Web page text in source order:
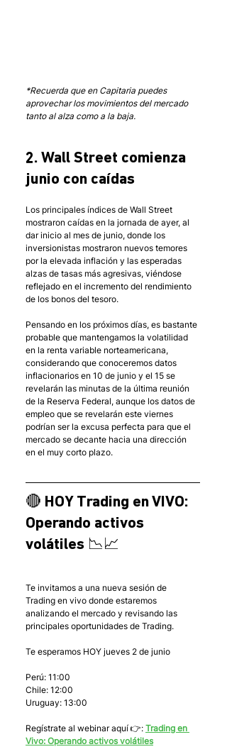
*Recuerda que en Capitaria puedes
aprovechar los movimientos del mercado
tanto al alza como a la baja.
2. Wall Street comienza
junio con caídas
Los principales índices de Wall Street
mostraron caídas en la jornada de ayer, al
dar inicio al mes de junio, donde los
inversionistas mostraron nuevos temores
por la elevada inflación y las esperadas
alzas de tasas más agresivas, viéndose
reflejado en el incremento del rendimiento
de los bonos del tesoro.
Pensando en los próximos días, es bastante
probable que mantengamos la volatilidad
en la renta variable norteamericana,
considerando que conoceremos datos
inflacionarios en 10 de junio y el 15 se
revelarán las minutas de la última reunión
de la Reserva Federal, aunque los datos de
empleo que se revelarán este viernes
podrían ser la excusa perfecta para que el
mercado se decante hacia una dirección
en el muy corto plazo.
🔴 HOY Trading en VIVO:
Operando activos
volátiles 📉📈
Te invitamos a una nueva sesión de
Trading en vivo donde estaremos
analizando el mercado y revisando las
principales oportunidades de Trading.
Te esperamos HOY jueves 2 de junio
Perú: 11:00
Chile: 12:00
Uruguay: 13:00
Regístrate al webinar aquí 👉: Trading en
Vivo: Operando activos volátiles